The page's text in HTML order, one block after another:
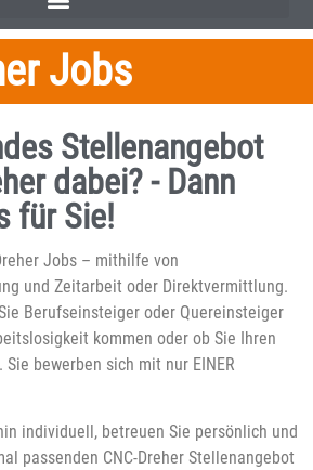
Jobs
Stellenangebot
dabei? - Dann
für Sie!
Jobs – mithilfe von
und Zeitarbeit oder Direktvermittlung.
Berufseinsteiger oder Quereinsteiger
kommen oder ob Sie Ihren
bewerben sich mit nur EINER
individuell, betreuen Sie persönlich und
passenden CNC-Dreher Stellenangebot